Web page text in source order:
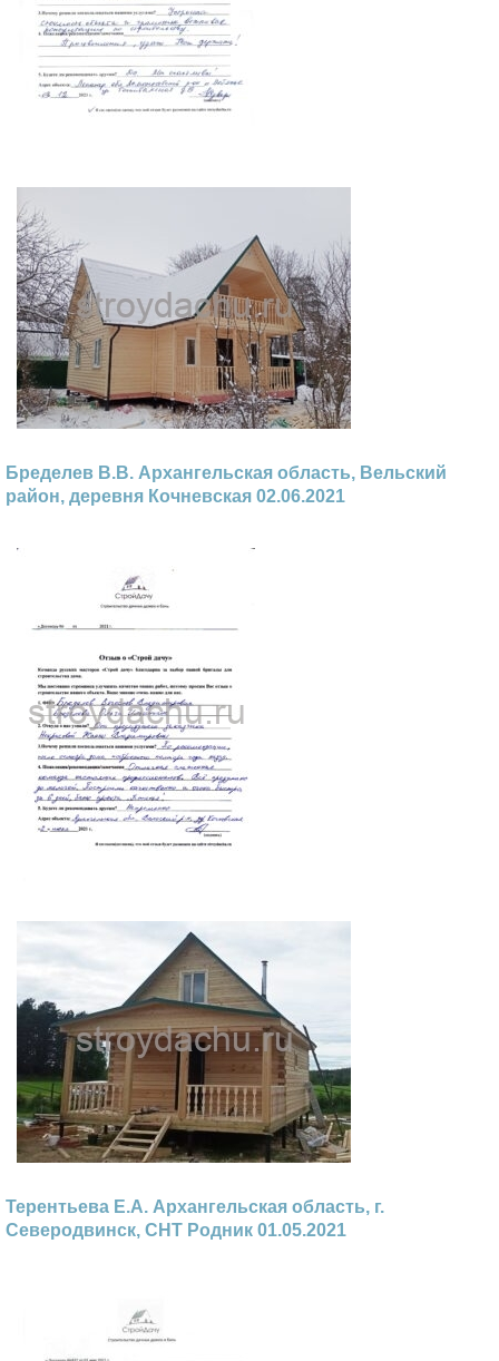
Бределев В.В. Архангельская область, Вельский
район, деревня Кочневская 02.06.2021
Терентьева Е.А. Архангельская область, г.
Северодвинск, СНТ Родник 01.05.2021